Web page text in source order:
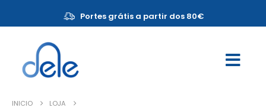
Portes grátis a partir dos 80€
INICIO
LOJA